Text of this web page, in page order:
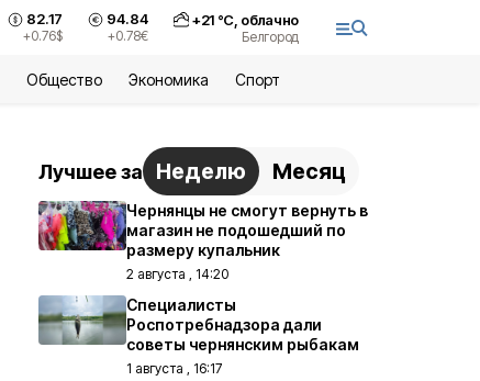
82.17
+0.76$
94.84
+0.78€
+21°С, облачно
Белгород
Общество Экономика Спорт
Лучшее за Неделю Месяц
Чернянцы не смогут вернуть в
магазин не подошедший по
размеру купальник
2 августа , 14:20
Специалисты
Роспотребнадзора дали
советы чернянским рыбакам
1 августа , 16:17